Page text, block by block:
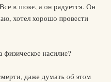
в шоке, а он радуется. Он
хотел хорошо провести
насилие?
даже думать об этом